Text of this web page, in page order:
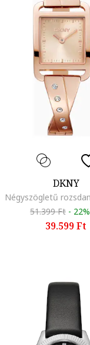
DKNY
51.399 Ft - 22%
39.599 Ft